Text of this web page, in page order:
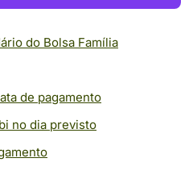
do Bolsa Família
de pagamento
no dia previsto